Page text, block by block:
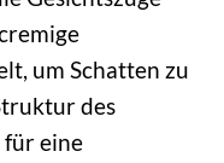
um Schatten zu
des
für eine